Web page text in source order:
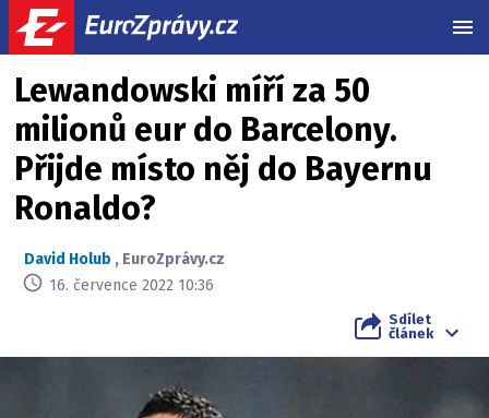
Lewandowski míří za 50
milionů eur do Barcelony.
Přijde místo něj do Bayernu
Ronaldo?
David Holub , EuroZprávy.cz
16. července 2022 10:36
Sdílet
článek